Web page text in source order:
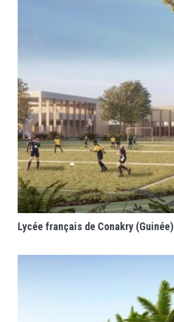
EN SAVOIR PLUS
Lycée français de Conakry (Guinée)